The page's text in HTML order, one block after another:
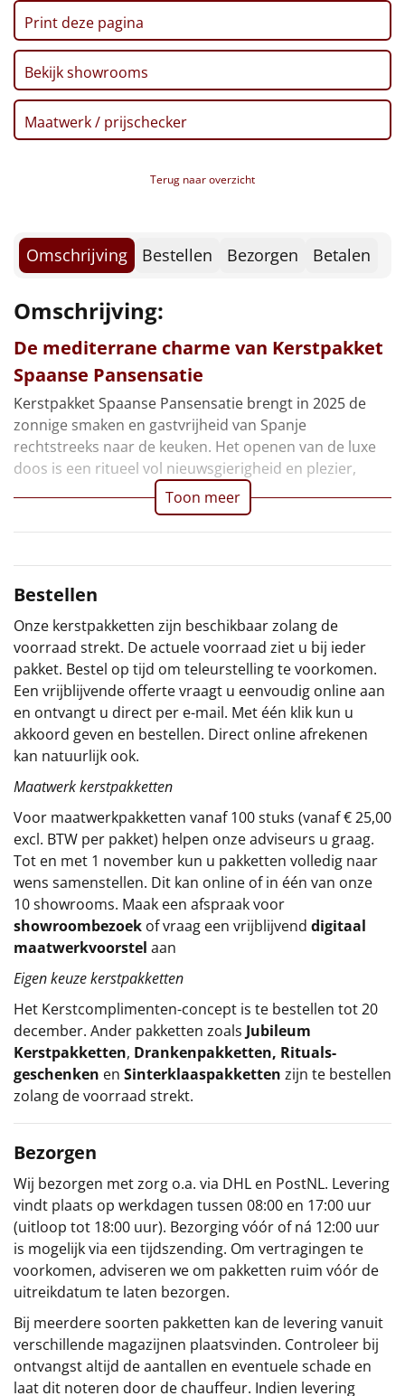
Hitster NIEUW
Pizzarette
Tas
Wake up light
Warmtekussen
Slowcooker POPULAIR
Noodradio NIEUW
Alle artikelen
Overige
Personeel
Doe het zelf
Sinterklaaspakketten
Particulier
Kerstgeschenken 2026
Relatiegeschenken
Cadeaubon
Per stuk
Alle overige
Print deze pagina
Bekijk showrooms
Maatwerk / prijschecker
Terug naar overzicht
Omschrijving Bestellen Bezorgen Betalen
Omschrijving:
De mediterrane charme van Kerstpakket
Spaanse Pansensatie
Kerstpakket Spaanse Pansensatie brengt in 2025 de
zonnige smaken en gastvrijheid van Spanje
rechtstreeks naar de keuken. Het openen van de luxe
doos is een ritueel vol nieuwsgierigheid en plezier,
Toon meer
Bestellen
Onze kerstpakketten zijn beschikbaar zolang de
voorraad strekt. De actuele voorraad ziet u bij ieder
pakket. Bestel op tijd om teleurstelling te voorkomen.
Een vrijblijvende offerte vraagt u eenvoudig online aan
en ontvangt u direct per e-mail. Met één klik kun u
akkoord geven en bestellen. Direct online afrekenen
kan natuurlijk ook.
Maatwerk kerstpakketten
Voor maatwerkpakketten vanaf 100 stuks (vanaf € 25,00
excl. BTW per pakket) helpen onze adviseurs u graag.
Tot en met 1 november kun u pakketten volledig naar
wens samenstellen. Dit kan online of in één van onze
10 showrooms. Maak een afspraak voor
showroombezoek of vraag een vrijblijvend digitaal
maatwerkvoorstel aan
Eigen keuze kerstpakketten
Het Kerstcomplimenten-concept is te bestellen tot 20
december. Ander pakketten zoals Jubileum
Kerstpakketten, Drankenpakketten, Rituals-
geschenken en Sinterklaaspakketten zijn te bestellen
zolang de voorraad strekt.
Bezorgen
Wij bezorgen met zorg o.a. via DHL en PostNL. Levering
vindt plaats op werkdagen tussen 08:00 en 17:00 uur
(uitloop tot 18:00 uur). Bezorging vóór of ná 12:00 uur
is mogelijk via een tijdszending. Om vertragingen te
voorkomen, adviseren we om pakketten ruim vóór de
uitreikdatum te laten bezorgen.
Bij meerdere soorten pakketten kan de levering vanuit
verschillende magazijnen plaatsvinden. Controleer bij
ontvangst altijd de aantallen en eventuele schade en
laat dit noteren door de chauffeur. Indien levering